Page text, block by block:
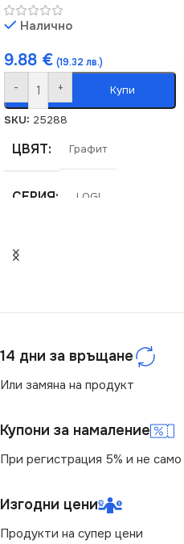
Налично
9.88 € (19.32 лв.)
- + Купи
SKU: 25288
ЦВЯТ Графит
СЕРИЯ LOGI
14 дни за връщане
Или замяна на продукт
Купони за намаление
При регистрация 5% и не само
Изгодни цени
Продукти на супер цени